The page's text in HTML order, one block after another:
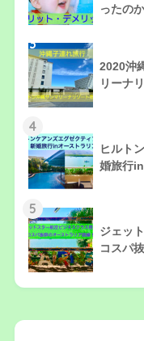
ったのか
3
2020沖
リーナ
4
ヒルト
婚旅行
5
ジェッ
コスパ